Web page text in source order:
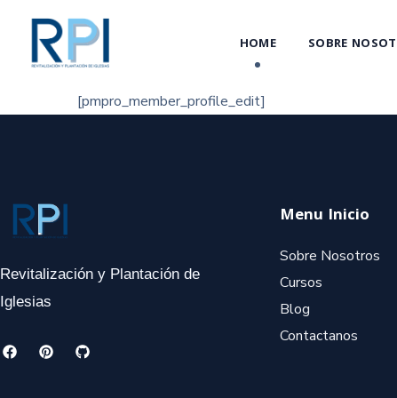
HOME SOBRE
[pmpro_member_profile_edit]
Revitalización y Plantación de
Iglesias
Menu Inicio
Sobre Nosotros
Cursos
Blog
Contactanos